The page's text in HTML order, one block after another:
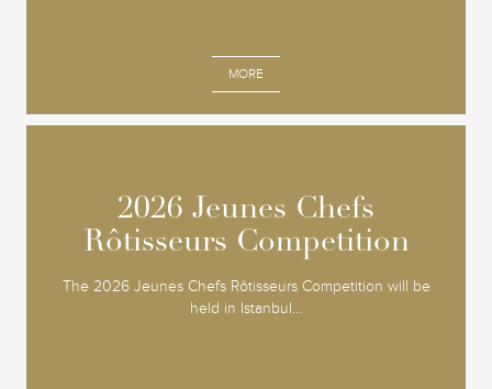
MORE
2026 Jeunes Chefs
Rôtisseurs Competition
The 2026 Jeunes Chefs Rôtisseurs Competition will be
held in Istanbul...
2026 Jeunes Chefs
Rôtisseurs Competition